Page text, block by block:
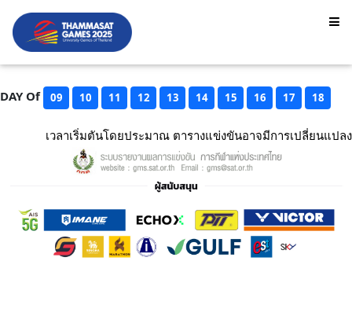
DAY Of 09 10 11 12 13 14 15 16 17 18
เวลาเริ่มตันโดยประมาณ ตารางแข่งขันอาจมีการเปลี่ยนแปลง